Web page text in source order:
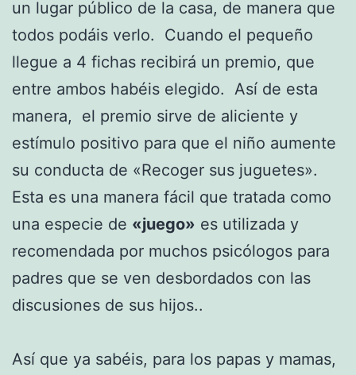
un lugar público de la casa, de manera que
todos podáis verlo. Cuando el pequeño
llegue a 4 fichas recibirá un premio, que
entre ambos habéis elegido. Así de esta
manera, el premio sirve de aliciente y
estímulo positivo para que el niño aumente
su conducta de «Recoger sus juguetes».
Esta es una manera fácil que tratada como
una especie de «juego» es utilizada y
recomendada por muchos psicólogos para
padres que se ven desbordados con las
discusiones de sus hijos..
Así que ya sabéis, para los papas y mamas,